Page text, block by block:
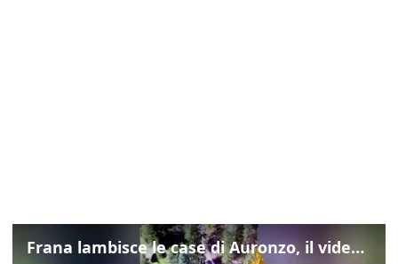
Frana lambisce le case di Auronzo, il video dall'elicottero dei vigili del fuoco